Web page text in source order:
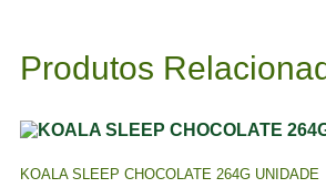
Produtos
KOALA SLEEP CHOCOLATE 264G UNIDADE